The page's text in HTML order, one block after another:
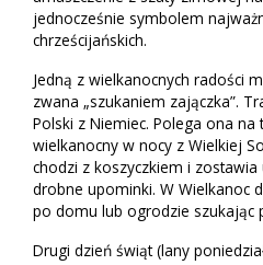
jednocześnie symbolem
chrześcijańskich.
Jedną z wielkanocnych radości
zwana „szukaniem zajączka”.
Polski z Niemiec. Polega ona na
wielkanocny w nocy z Wielkiej
chodzi z koszyczkiem i
drobne upominki. W Wielkanoc
po domu lub ogrodzie szukając
Drugi dzień świąt (lany